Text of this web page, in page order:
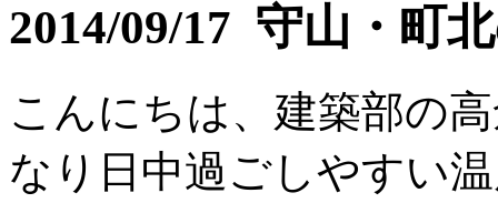
2014/09/17 守山・町
こんにちは、建築部の
なり日中過ごしやすい